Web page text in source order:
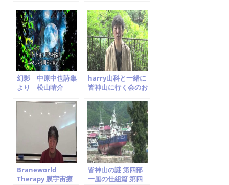
Cover Seisuke
Matsuyama
幻影 中原中也詩集
より 松山晴介
Matsuyama
harry山科と一緒に
皆神山に行く会のお
Braneworld
Therapy 膜宇宙療
皆神山の謎 第四部
一厘の仕組篇 第四